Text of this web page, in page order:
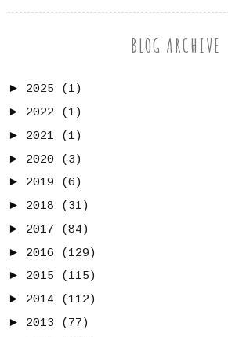
BLOG ARCHIVE
► 2025
(1)
► 2022
(1)
► 2021
(1)
► 2020
(3)
► 2019
(6)
► 2018
(31)
► 2017
(84)
► 2016
(129)
► 2015
(115)
► 2014
(112)
► 2013
(77)